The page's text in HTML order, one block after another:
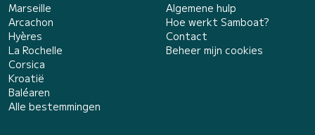
Marseille
Arcachon
Hyères
La Rochelle
Corsica
Kroatië
Baléaren
Alle bestemmingen
Algemene hulp
Hoe werkt Samboat?
Contact
Beheer mijn cookies